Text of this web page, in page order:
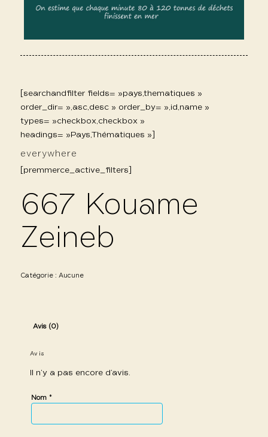
[searchandfilter fields= »pays,thematiques »
order_dir= »,asc,desc » order_by= »,id,name »
types= »checkbox,checkbox »
headings= »Pays,Thématiques »]
everywhere
[premmerce_active_filters]
667 Kouame
Zeineb
Catégorie : Aucune
Avis (0)
Avis
Il n’y a pas encore d’avis.
Nom *